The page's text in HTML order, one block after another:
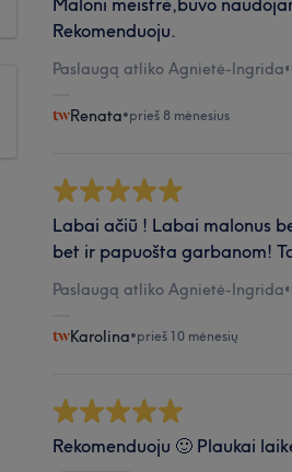
Rekomenduoju.
Paslaugą atliko Agnietė-Ingrida•
Renata•prieš 8 mėnesius
Labai ačiū ! Labai malonus
bet ir papuošta garbanom!
Paslaugą atliko Agnietė-Ingrida•
Karolina•prieš 10 mėnesių
Rekomenduoju 🙂 Plaukai